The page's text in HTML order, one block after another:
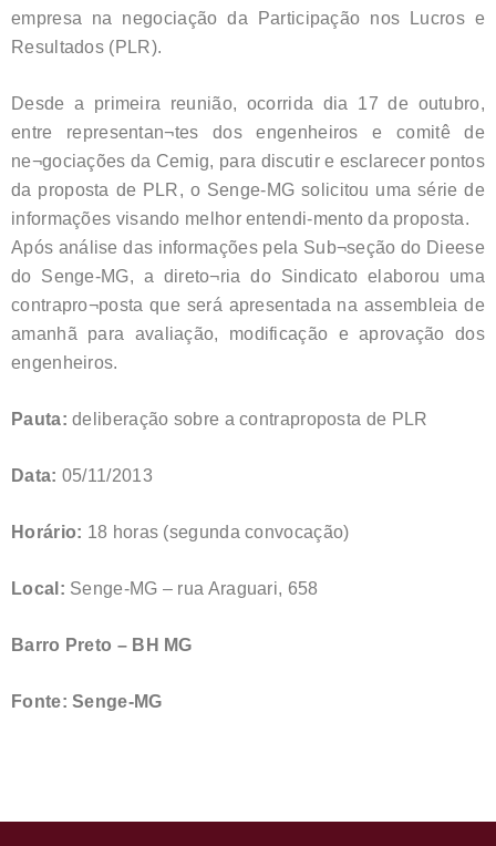
empresa na negociação da Participação nos Lucros e
Resultados (PLR).
Desde a primeira reunião, ocorrida dia 17 de outubro,
entre representan¬tes dos engenheiros e comitê de
ne¬gociações da Cemig, para discutir e esclarecer pontos
da proposta de PLR, o Senge-MG solicitou uma série de
informações visando melhor entendi-mento da proposta.
Após análise das informações pela Sub¬seção do Dieese
do Senge-MG, a direto¬ria do Sindicato elaborou uma
contrapro¬posta que será apresentada na assembleia de
amanhã para avaliação, modificação e aprovação dos
engenheiros.
Pauta: deliberação sobre a contraproposta de PLR
Data: 05/11/2013
Horário: 18 horas (segunda convocação)
Local: Senge-MG – rua Araguari, 658
Barro Preto – BH MG
Fonte: Senge-MG